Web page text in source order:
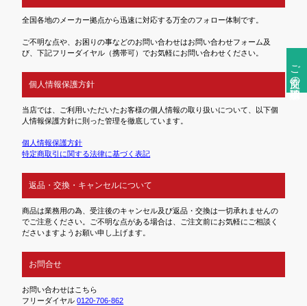
ご注文前の確認事項
全国各地のメーカー拠点から迅速に対応する万全のフォロー体制です。
ご不明な点や、お困りの事などのお問い合わせはお問い合わせフォーム及
び、下記フリーダイヤル（携帯可）でお気軽にお問い合わせください。
個人情報保護方針
当店では、ご利用いただいたお客様の個人情報の取り扱いについて、以下個
人情報保護方針に則った管理を徹底しています。
個人情報保護方針
特定商取引に関する法律に基づく表記
返品・交換・キャンセルについて
商品は業務用の為、受注後のキャンセル及び返品・交換は一切承れませんの
でご注意ください。ご不明な点がある場合は、ご注文前にお気軽にご相談く
ださいますようお願い申し上げます。
お問合せ
お問い合わせはこちら
フリーダイヤル0120-706-862